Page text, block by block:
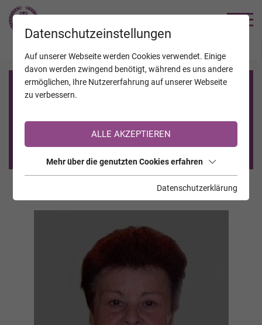
Registrierung auf TrauerHilfe.it
Sie sind noch nicht auf TrauerHilfe.it registriert?
>> zur kostenlosen Registrierung <<
Datenschutzeinstellungen
Auf unserer Webseite werden Cookies verwendet. Einige
davon werden zwingend benötigt, während es uns andere
ermöglichen, Ihre Nutzererfahrung auf unserer Webseite
zu verbessern.
ALLE AKZEPTIEREN
Mehr über die genutzten Cookies erfahren
Datenschutzerklärung
JAHRESTAGE KALENDER VERSTORBENE